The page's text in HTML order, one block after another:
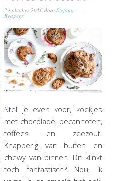
29 oktober 2016 doorStefanie
Reageer
Stel je even voor, koekjes
met chocolade, pecannoten,
toffees en zeezout.
Knapperig van buiten en
chewy van binnen. Dit klinkt
toch fantastisch? Nou, ik